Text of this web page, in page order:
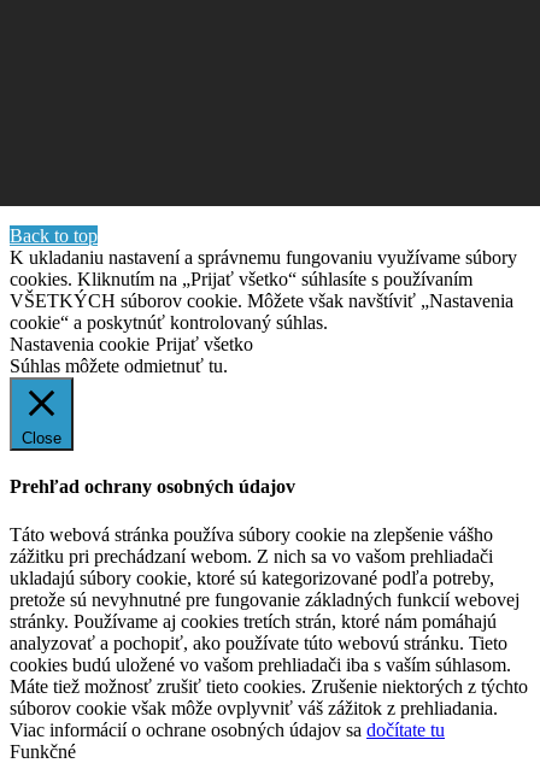
Back to top
K ukladaniu nastavení a správnemu fungovaniu využívame súbory
cookies. Kliknutím na „Prijať všetko“ súhlasíte s používaním
VŠETKÝCH súborov cookie. Môžete však navštíviť „Nastavenia
cookie“ a poskytnúť kontrolovaný súhlas.
Nastavenia cookie Prijať všetko
Súhlas môžete odmietnuť tu.
Close
Prehľad ochrany osobných údajov
Táto webová stránka používa súbory cookie na zlepšenie vášho
zážitku pri prechádzaní webom. Z nich sa vo vašom prehliadači
ukladajú súbory cookie, ktoré sú kategorizované podľa potreby,
pretože sú nevyhnutné pre fungovanie základných funkcií webovej
stránky. Používame aj cookies tretích strán, ktoré nám pomáhajú
analyzovať a pochopiť, ako používate túto webovú stránku. Tieto
cookies budú uložené vo vašom prehliadači iba s vaším súhlasom.
Máte tiež možnosť zrušiť tieto cookies. Zrušenie niektorých z týchto
súborov cookie však môže ovplyvniť váš zážitok z prehliadania.
Viac informácií o ochrane osobných údajov sa dočítate tu
Funkčné